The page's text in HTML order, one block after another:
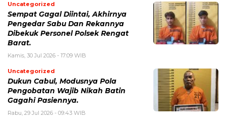
Uncategorized
Sempat Gagal Diintai, Akhirnya
Pengedar Sabu Dan Rekannya
Dibekuk Personel Polsek Rengat
Barat.
Kamis, 30 Jul 2026 - 17:09 WIB
Uncategorized
Dukun Cabul, Modusnya Pola
Pengobatan Wajib Nikah Batin
Gagahi Pasiennya.
Rabu, 29 Jul 2026 - 09:43 WIB